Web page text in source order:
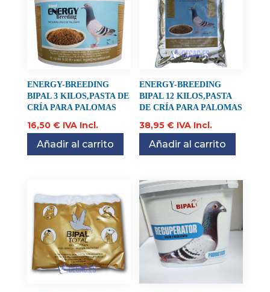
ENERGY-BREEDING
BIPAL 3 KILOS,PASTA DE
CRÍA PARA PALOMAS
16,50 € IVA Incl.
Añadir al carrito
ENERGY-BREEDING
BIPAL 12 KILOS,PASTA
DE CRÍA PARA PALOMAS
38,95€ IVA Incl.
Añadir al carrito